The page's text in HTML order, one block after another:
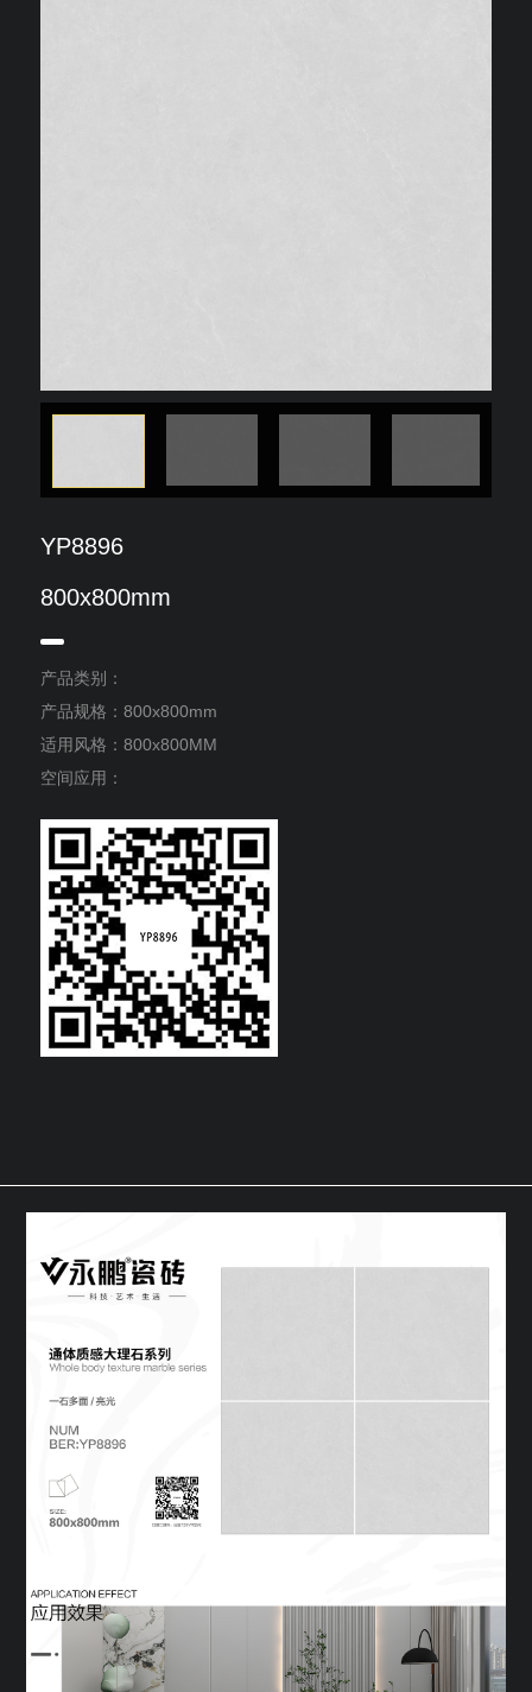
YP8896
800x800mm
产品类别：
产品规格：800x800mm
适用风格：800x800MM
空间应用：